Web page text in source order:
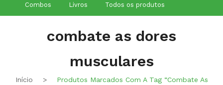
Combos Livros Todos os produtos
combate as dores
musculares
Início >
Produtos Marcados Com A Tag “combate As